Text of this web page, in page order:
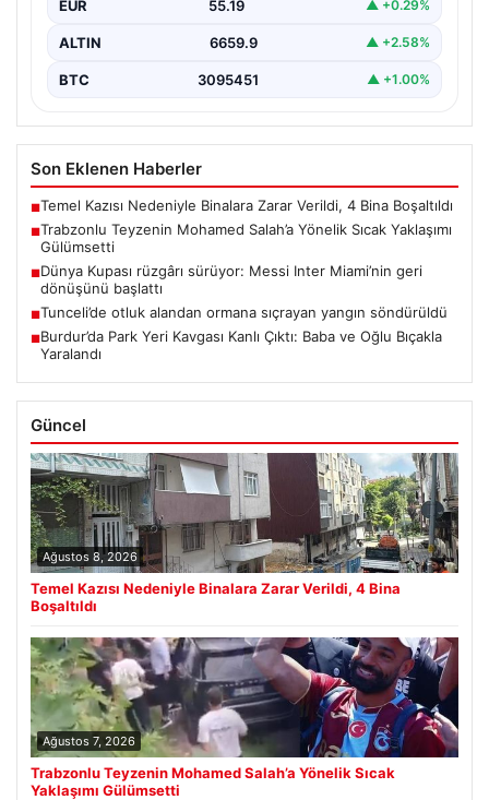
EUR 55.19 ▲ +0.29%
ALTIN 6659.9 ▲ +2.58%
BTC 3095451 ▲ +1.00%
Son Eklenen Haberler
■Temel Kazısı Nedeniyle Binalara Zarar Verildi, 4 Bina Boşaltıldı
■Trabzonlu Teyzenin Mohamed Salah’a Yönelik Sıcak Yaklaşımı
Gülümsetti
■Dünya Kupası rüzgârı sürüyor: Messi Inter Miami’nin geri
dönüşünü başlattı
■Tunceli’de otluk alandan ormana sıçrayan yangın söndürüldü
■Burdur’da Park Yeri Kavgası Kanlı Çıktı: Baba ve Oğlu Bıçakla
Yaralandı
Güncel
Ağustos 8, 2026
Temel Kazısı Nedeniyle Binalara Zarar Verildi, 4 Bina
Boşaltıldı
Ağustos 7, 2026
Trabzonlu Teyzenin Mohamed Salah’a Yönelik Sıcak
Yaklaşımı Gülümsetti